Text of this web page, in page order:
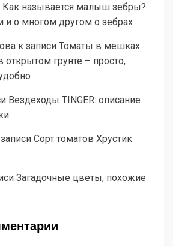
Как называется малыш зебры?
и о многом другом о зебрах
к записи Томаты в мешках:
грунте – просто,
Вездеходы TINGER: описание
Сорт томатов Хрустик
Загадочные цветы, похожие